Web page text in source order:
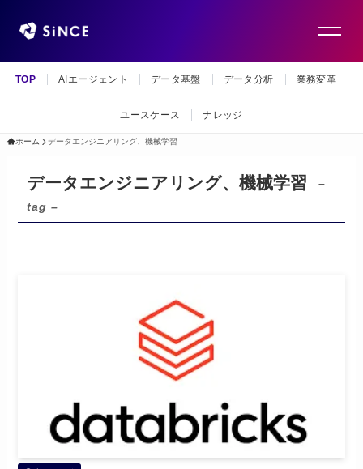
TOP AIエージェント データ基盤 データ分析 業務変革
ユースケース ナレッジ
ホーム データエンジニアリング、機械学習
データエンジニアリング、機械学習
–
tag –